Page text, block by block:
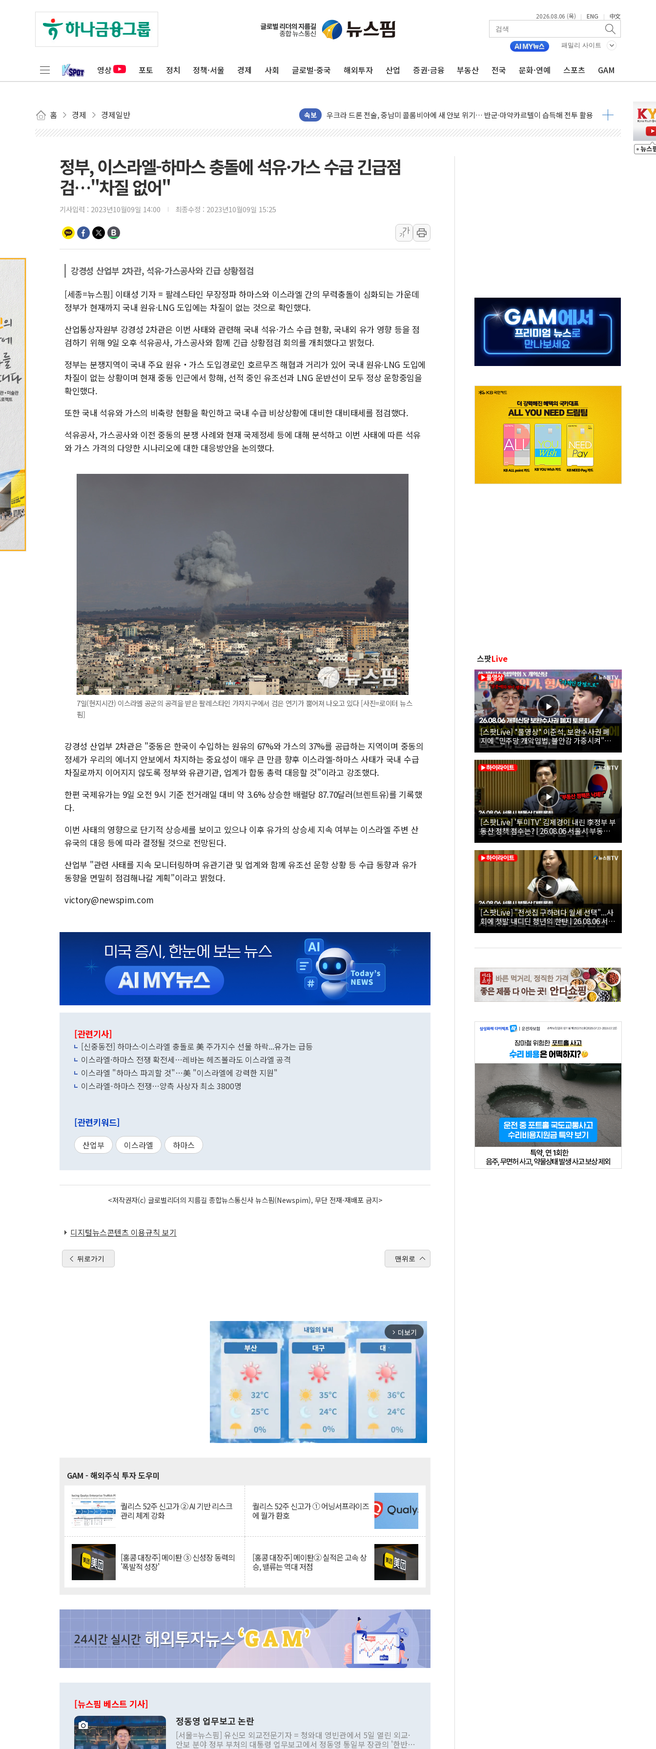
2026.08.06 (목) | ENG | 中文
패밀리 사이트
영상 포토 정치 정책·서울 경제 사회 글로벌·중국 해외투자 산업 증권·금융 부동산 전국 문화·연예 스포츠 GAM
홈 경제 경제일반 속보
금값 7주 만에 최고…美 고용 둔화·호르무즈 재개방 기대에 강세
[인도증시] 중동 긴장 완화에 실적 호조까지, 상승...호실적 보고 기업 상승세 뚜렷
[베트남 증시] 지수 하락 속 'DGC' 임시 주총 기대감에 홀로 상한가…마진 잔액은 사상 최고
'월가의 황제' 다이먼 "금융시장 레버리지 위험수위…숨은 차입이 더 큰 변수"
[3보] 북, 원산서 동해로 단거리 탄도미사일 1발 발사… 올해 10번째·42일 만 도발
우크라 드론 전술, 중남미 콜롬비아에 새 안보 위기… 반군·마약카르텔이 습득해 전투 활용
구미 폐염산처리업체서 불 2시간30여분만에 진화...외국인 노동자 숨져
강원도 폭염특보 11일째…온열질환·가축 피해 최소화 '총력 대응'
[코인 시황] 비트코인, ETF 자금 유입에도 박스권…美 암호화폐 법안 처리 여부도 변수
[르포] 39도 폭염 속 잠실 개표소 시위 '62일째'..."대부분 여기서 상주"
강원·전라권 폭염중대경보 확대…온열질환자 2665명·사망 23명
빚투·레버리지 줄었지만, 반도체 두 종목에 코스피 '휘청'
정부, 이스라엘-하마스 충돌에 석유·가스 수급 긴급점
검…"차질 없어"
기사입력 : 2023년10월09일 14:00 최종수정 : 2023년10월09일 15:25
가
가
강경성 산업부 2차관, 석유·가스공사와 긴급 상황점검
[세종=뉴스핌] 이태성 기자 = 팔레스타인 무장정파 하마스와 이스라엘 간의 무력충돌이 심화되는 가운데
정부가 현재까지 국내 원유·LNG 도입에는 차질이 없는 것으로 확인했다.
산업통상자원부 강경성 2차관은 이번 사태와 관련해 국내 석유·가스 수급 현황, 국내외 유가 영향 등을 점
검하기 위해 9일 오후 석유공사, 가스공사와 함께 긴급 상황점검 회의를 개최했다고 밝혔다.
정부는 분쟁지역이 국내 주요 원유‧가스 도입경로인 호르무즈 해협과 거리가 있어 국내 원유·LNG 도입에
차질이 없는 상황이며 현재 중동 인근에서 항해, 선적 중인 유조선과 LNG 운반선이 모두 정상 운항중임을
확인했다.
또한 국내 석유와 가스의 비축량 현황을 확인하고 국내 수급 비상상황에 대비한 대비태세를 점검했다.
석유공사, 가스공사와 이전 중동의 분쟁 사례와 현재 국제정세 등에 대해 분석하고 이번 사태에 따른 석유
와 가스 가격의 다양한 시나리오에 대한 대응방안을 논의했다.
7일(현지시간) 이스라엘 공군의 공격을 받은 팔레스타인 가자지구에서 검은 연기가 뿜어져 나오고 있다 [사진=로이터 뉴스
핌]
강경성 산업부 2차관은 "중동은 한국이 수입하는 원유의 67%와 가스의 37%를 공급하는 지역이며 중동의
정세가 우리의 에너지 안보에서 차지하는 중요성이 매우 큰 만큼 향후 이스라엘-하마스 사태가 국내 수급
차질로까지 이어지지 않도록 정부와 유관기관, 업계가 합동 총력 대응할 것"이라고 강조했다.
한편 국제유가는 9일 오전 9시 기준 전거래일 대비 약 3.6% 상승한 배럴당 87.70달러(브렌트유)를 기록했
다.
이번 사태의 영향으로 단기적 상승세를 보이고 있으나 이후 유가의 상승세 지속 여부는 이스라엘 주변 산
유국의 대응 등에 따라 결정될 것으로 전망된다.
산업부 "관련 사태를 지속 모니터링하며 유관기관 및 업계와 함께 유조선 운항 상황 등 수급 동향과 유가
동향을 면밀히 점검해나갈 계획"이라고 밝혔다.
victory@newspim.com
[관련기사]
[신중동전] 하마스·이스라엘 충돌로 美 주가지수 선물 하락...유가는 급등
이스라엘·하마스 전쟁 확전세…레바논 헤즈볼라도 이스라엘 공격
이스라엘 "하마스 파괴할 것"…美 "이스라엘에 강력한 지원"
이스라엘-하마스 전쟁…양측 사상자 최소 3800명
[관련키워드]
산업부 이스라엘 하마스
<저작권자(c) 글로벌리더의 지름길 종합뉴스통신사 뉴스핌(Newspim), 무단 전재-재배포 금지>
디지털뉴스콘텐츠 이용규칙 보기
뒤로가기 맨위로
arrow_forward_ios 더보기
GAM - 해외주식 투자 도우미
퀄리스 52주 신고가 ② AI 기반 리스크
관리 체계 강화
퀄리스 52주 신고가 ① 어닝서프라이즈
에 월가 환호
[홍콩 대장주] 메이퇀 ③ 신성장 동력의
'폭발적 성장'
[홍콩 대장주] 메이퇀② 실적은 고속 상
승, 밸류는 역대 저점
[뉴스핌 베스트 기사]
정동영 업무보고 논란
[서울=뉴스핌] 유신모 외교전문기자 = 청와대 영빈관에서 5일 열린 외교·
안보 분야 정부 부처의 대통령 업무보고에서 정동영 통일부 장관의 '한반도
스팟Live
[스팟Live] *풀영상* 이준석, 보완수사권 폐
지에 "민주당 개악입법, 불안감 가중시켜"｜
26.08.06 개혁신당 보완수사권 폐지 토론회
[스팟Live] '투미TV' 김제경이 내린 李정부 부
동산 정책 점수는? | 26.08.06 서울시 부동산
대토론회
[스팟Live] "전셋집 구하려다 월세 선택"...사
회에 첫발 내디딘 청년의 한탄 | 26.08.06 서울
시 부동산 대토론회